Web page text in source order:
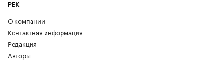
тест бюджетного кроссовера
Tenet T4L
назвал его плюсы и минусы